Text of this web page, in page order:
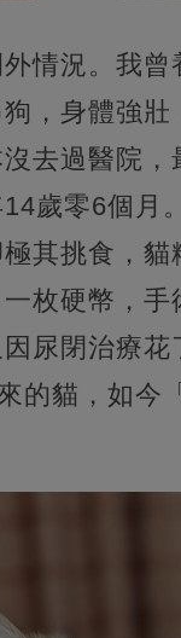
情況。我曾
，身體強壯
去過醫院，
歲零6個月
其挑食，貓
枚硬幣，手
尿閉治療花
的貓，如今